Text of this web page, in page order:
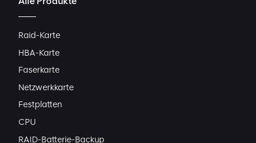
Raid-Karte
HBA-Karte
Faserkarte
Netzwerkkarte
Festplatten
CPU
RAID-Batterie-Backup